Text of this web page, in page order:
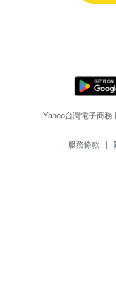
Yahoo台灣電子商
服務條款 |